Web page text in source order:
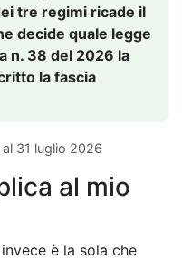
tre regimi ricade il
decide quale legge
n. 38 del 2026 la
la fascia
31 luglio 2026
al mio
è la sola che